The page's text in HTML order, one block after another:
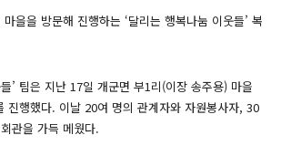
을을 방문해 진행하는 ‘달리는 행복나눔 이웃들’ 복
’ 팀은 지난 17일 개군면 부1리(이장 송주용) 마을
진행했다. 이날 20여 명의 관계자와 자원봉사자, 30
관을 가득 메웠다.